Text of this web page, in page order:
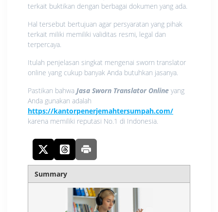
terkait buktikan dengan berbagai dokumen yang ada.
Hal tersebut bertujuan agar persyaratan yang pihak
terkait miliki memiliki validitas resmi, legal dan
terpercaya.
Itulah penjelasan singkat mengenai sworn translator
online yang cukup banyak Anda butuhkan jasanya.
Pastikan bahwa Jasa Sworn Translator Online yang
Anda gunakan adalah
https://kantorpenerjemahtersumpah.com/
karena memiliki reputasi No.1 di Indonesia.
Summary